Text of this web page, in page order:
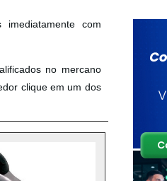
com
no mercano
clique em um dos